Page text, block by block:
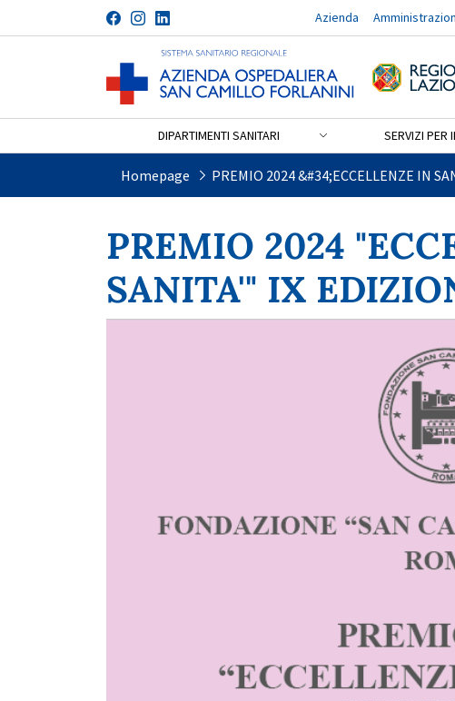
Salta al contenuto
Azienda
DIPARTIMENTI SANITARI SERVIZI PER
PREMIO 2024
Homepage PREMIO 2024 &#34;ECCELLENZE IN
PREMIO 2024
SANITA'" IX